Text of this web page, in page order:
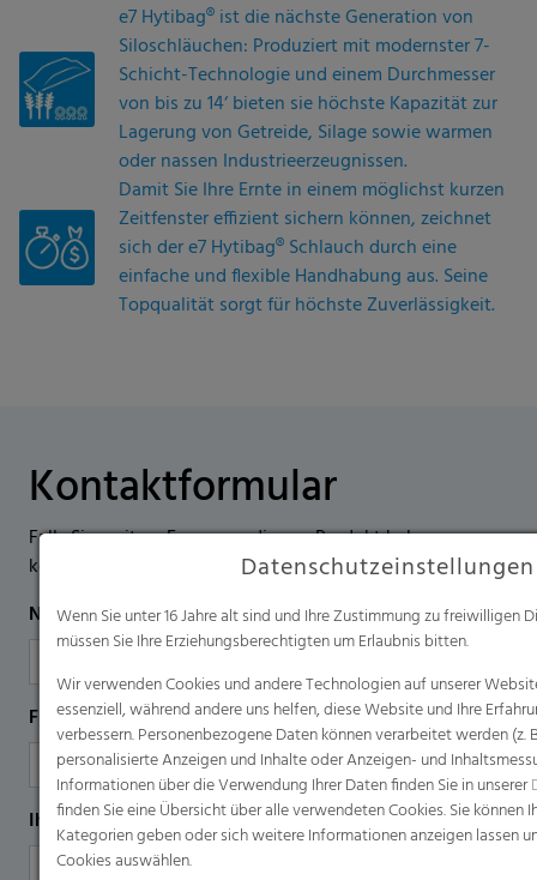
e7 Hytibag® ist die nächste Generation von
Siloschläuchen: Produziert mit modernster 7-
Schicht-Technologie und einem Durchmesser
von bis zu 14‘ bieten sie höchste Kapazität zur
Lagerung von Getreide, Silage sowie warmen
oder nassen Industrieerzeugnissen.
Damit Sie Ihre Ernte in einem möglichst kurzen
Zeitfenster effizient sichern können, zeichnet
sich der e7 Hytibag® Schlauch durch eine
einfache und flexible Handhabung aus. Seine
Topqualität sorgt für höchste Zuverlässigkeit.
Kontaktformular
Falls Sie weitere Fragen zu diesem Produkt haben,
kontaktieren Sie uns gern über dieses Formular.
Name* E-Mail*
Firma Land* Telefonnummer
Ihr Anliegen*
Datenschutzeinstellungen
Wenn Sie unter 16 Jahre alt sind und Ihre Zustimmung zu freiwilligen
müssen Sie Ihre Erziehungsberechtigten um Erlaubnis bitten.
Wir verwenden Cookies und andere Technologien auf unserer
essenziell, während andere uns helfen, diese Website und Ihre
verbessern. Personenbezogene Daten können verarbeitet werden (z.
personalisierte Anzeigen und Inhalte oder Anzeigen- und
Informationen über die Verwendung Ihrer Daten finden Sie in unserer
finden Sie eine Übersicht über alle verwendeten Cookies. Sie können
Kategorien geben oder sich weitere Informationen anzeigen lassen
Cookies auswählen.